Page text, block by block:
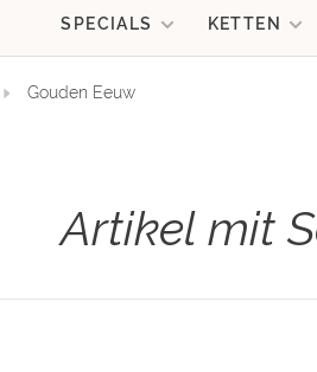
SPECIALS KETTEN
Gouden Eeuw
Artikel mit